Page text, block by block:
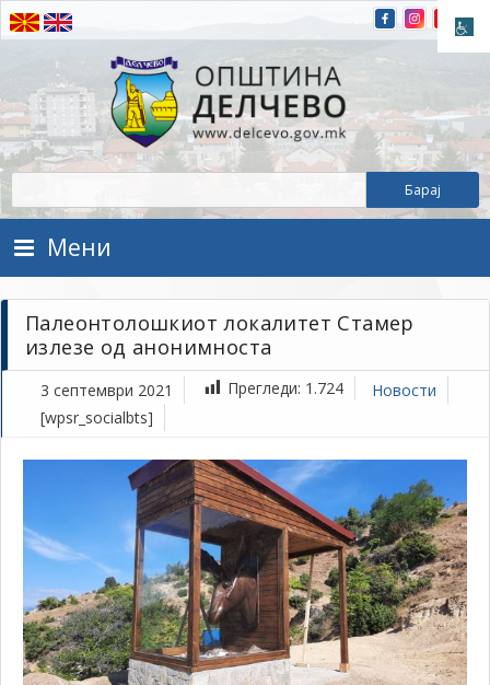
Прескокнете на содржината
Општина Делчево
Општина Делчево
Мени
Палеонтолошкиот локалитет Стамер
излезе од анонимноста
3 септември 2021 Прегледи: 1.724
Новости
[wpsr_socialbts]